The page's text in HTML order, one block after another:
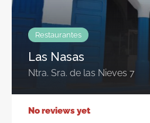
Restaurantes
Las Nasas
Ntra. Sra. de las Nieves 7
No reviews yet